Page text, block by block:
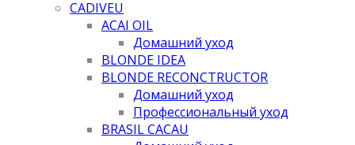
CADIVEU
ACAI OIL
Домашний уход
BLONDE IDEA
BLONDE RECONCTRUCTOR
Домашний уход
Профессиональный уход
BRASIL CACAU